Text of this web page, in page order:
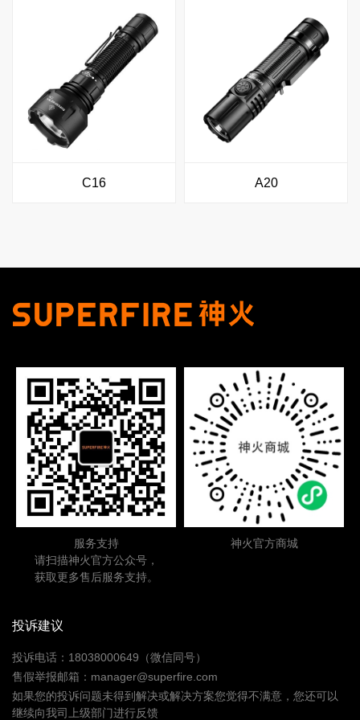
C16 A20
服务支持
请扫描神火官方公众号，
获取更多售后服务支持。
神火官方商城
投诉建议
投诉电话：18038000649（微信同号）
售假举报邮箱：manager@superfire.com
如果您的投诉问题未得到解决或解决方案您觉得不满意，您还可以
继续向我司上级部门进行反馈